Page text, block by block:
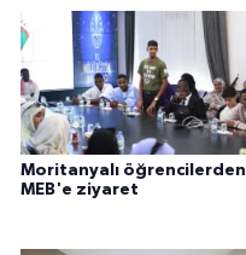
Moritanyalı öğrencilerden
MEB'e ziyaret